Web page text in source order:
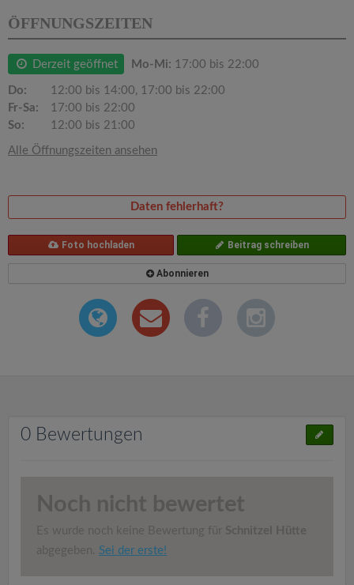
ÖFFNUNGSZEITEN
Derzeit geöffnet Mo-Mi: 17:00 bis 22:00
Do:
12:00 bis 14:00, 17:00 bis 22:00
Fr-Sa:
17:00 bis 22:00
So:
12:00 bis 21:00
Alle Öffnungszeiten ansehen
Daten fehlerhaft?
Foto hochladen Beitrag schreiben
Abonnieren
0 Bewertungen
Noch nicht bewertet
Es wurde noch keine Bewertung für Schnitzel Hütte
abgegeben. Sei der erste!
a
n